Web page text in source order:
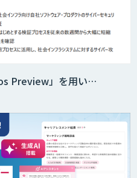
Preview」を用い…